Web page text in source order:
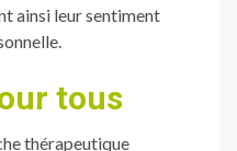
ainsi leur sentiment
tous
thérapeutique